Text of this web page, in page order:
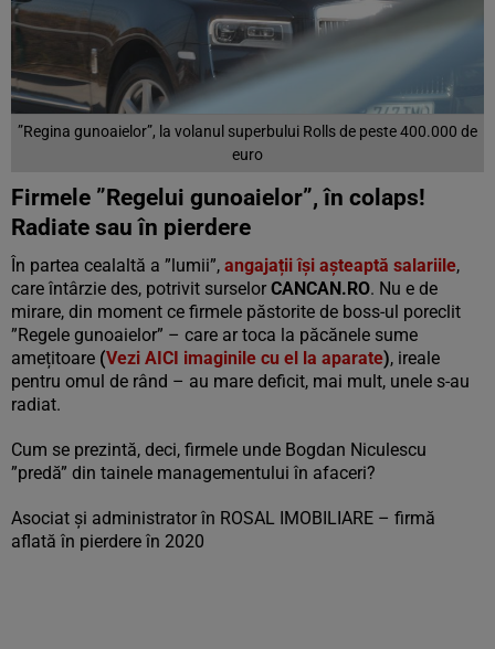
”Regina gunoaielor”, la volanul superbului Rolls de peste 400.000 de
euro
Firmele ”Regelui gunoaielor”, în colaps!
Radiate sau în pierdere
În partea cealaltă a ”lumii”, angajații își așteaptă salariile,
care întârzie des, potrivit surselor CANCAN.RO. Nu e de
mirare, din moment ce firmele păstorite de boss-ul poreclit
”Regele gunoaielor” – care ar toca la păcănele sume
amețitoare (Vezi AICI imaginile cu el la aparate), ireale
pentru omul de rând – au mare deficit, mai mult, unele s-au
radiat.
Cum se prezintă, deci, firmele unde Bogdan Niculescu
”predă” din tainele managementului în afaceri?
Asociat și administrator în ROSAL IMOBILIARE – firmă
aflată în pierdere în 2020